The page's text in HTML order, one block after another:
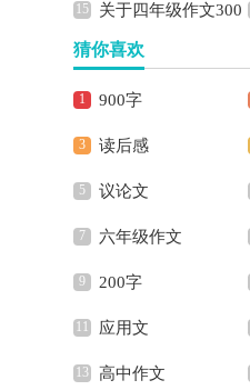
级作文8篇
关于四年级作文300
字锦集7篇
猜你喜欢
900字
读后感
议论文
六年级作文
200字
应用文
高中作文